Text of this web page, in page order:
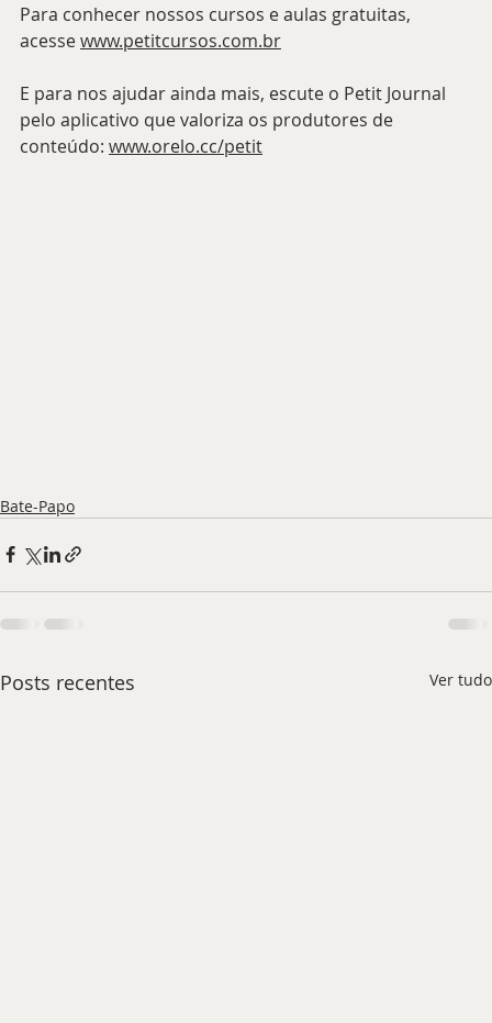
Para conhecer nossos cursos e aulas gratuitas,
acesse www.petitcursos.com.br
E para nos ajudar ainda mais, escute o Petit Journal
pelo aplicativo que valoriza os produtores de
conteúdo: www.orelo.cc/petit
Bate-Papo
Posts recentes Ver tudo